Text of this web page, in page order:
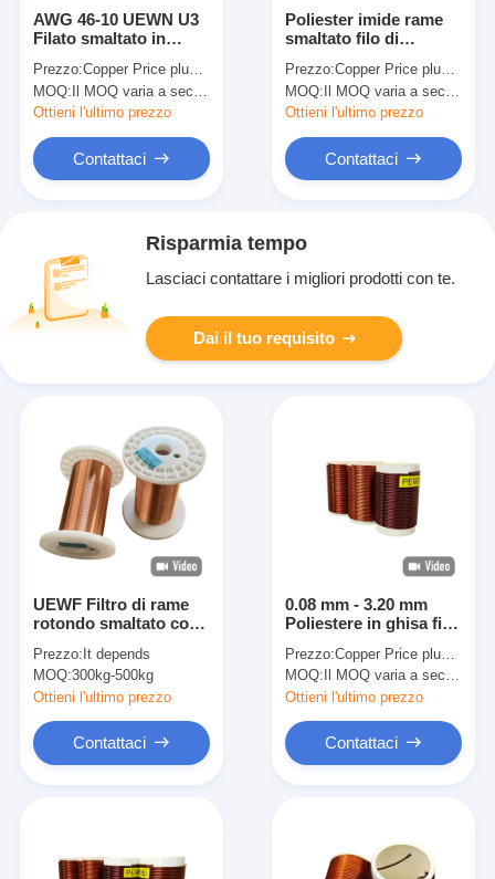
AWG 46-10 UEWN U3
Filato smaltato in
generali di classe
termica 130
Prezzo:Copper Price plus Processing Fee plus Freight
MOQ:Il MOQ varia a seconda della dimensione della specifica
Ottieni l'ultimo prezzo
Contattaci
Poliester imide rame
smaltato filo di
JIS per motore ad alta
temperatura
Prezzo:Copper Price plus Processing Fee plus Freight
MOQ:Il MOQ varia a seconda della dimensione della specifica
Ottieni l'ultimo prezzo
Contattaci
Risparmia tempo
Lasciaci contattare i migliori prodotti con te.
Dai il tuo requisito
UEWF Filtro di rame
rotondo smaltato con
apparecchiature
elettriche ed
elettroniche
Prezzo: It depends
MOQ:300kg-500kg
Ottieni l'ultimo prezzo
Contattaci
0.08 mm - 3.20 mm
Poliestere in ghisa filo
Classe termica 155
Prezzo:Copper Price plus Processing Fee plus Freight
MOQ: Il MOQ varia a seconda della dimensione della specifica
Ottieni l'ultimo prezzo
Contattaci